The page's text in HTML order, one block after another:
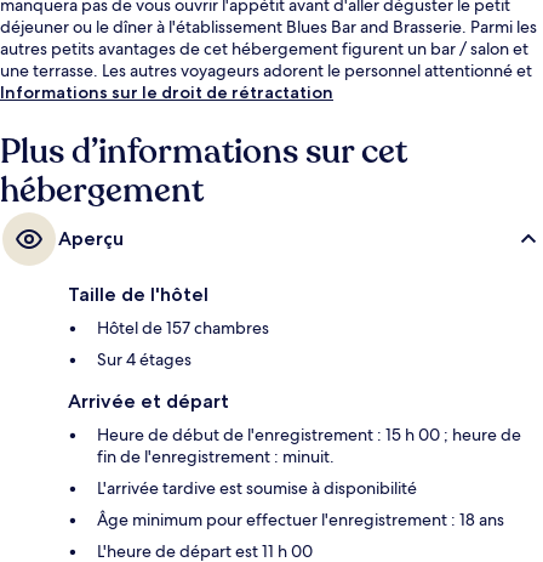
manquera pas de vous ouvrir l'appétit avant d'aller déguster le petit
déjeuner ou le dîner à l'établissement Blues Bar and Brasserie. Parmi les
autres petits avantages de cet hébergement figurent un bar / salon et
une terrasse. Les autres voyageurs adorent le personnel attentionné et
le petit déjeuner.
Informations sur le droit de rétractation
Plus d’informations sur cet
hébergement
Aperçu
Taille de l'hôtel
Hôtel de 157 chambres
Sur 4 étages
Arrivée et départ
Heure de début de l'enregistrement : 15 h 00 ; heure de
fin de l'enregistrement : minuit.
L'arrivée tardive est soumise à disponibilité
Âge minimum pour effectuer l'enregistrement : 18 ans
L'heure de départ est 11 h 00